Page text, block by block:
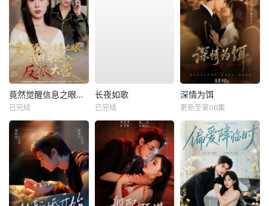
竟然觉醒信息之眼，我转身进入反派大营
已完结
长夜如歌
已完结
深情为饵
更新至第06集